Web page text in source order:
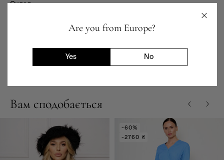
Are you from Europe?
Yes No
Склад
Доставка та повернення
Вам сподобається
-60%
-2760 ₴